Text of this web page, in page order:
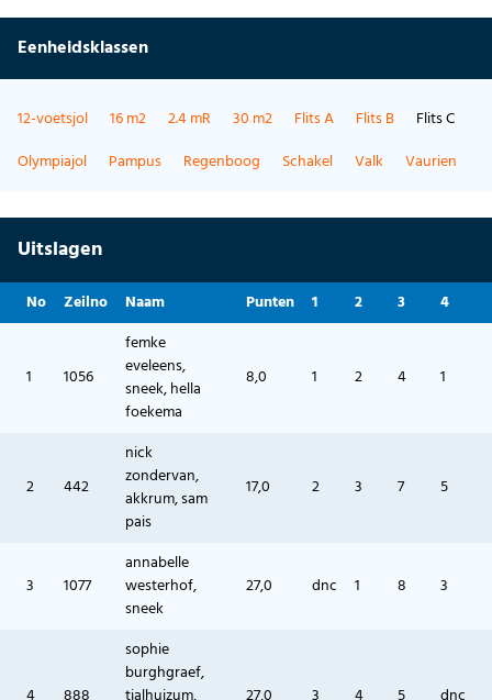
Eenheidsklassen
12-voetsjol 16 m2 2.4 mR 30 m2 Flits A Flits B
Flits C
Olympiajol
Pampus Regenboog Schakel Valk Vaurien
Uitslagen
No Zeilno Naam Punten 1 2 3 4
1 1056
femke
eveleens,
sneek, hella
foekema
8,0 1 2 4 1
2 442
nick
zondervan,
akkrum, sam
pais
17,0 2 3 7 5
3 1077
annabelle
westerhof,
sneek
27,0 dnc 1 8 3
sophie
burghgraef,